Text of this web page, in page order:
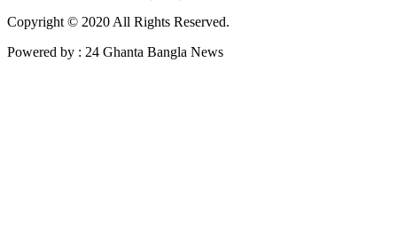
Copyright © 2020 All Rights Reserved.
Powered by : 24 Ghanta Bangla News